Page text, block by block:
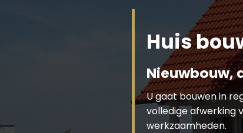
Huis
Nieuwbouw,
U gaat bouwen in
volledige afwerking
werkzaamheden.